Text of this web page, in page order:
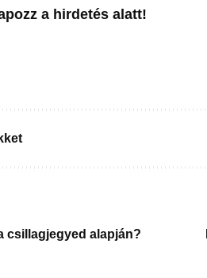
a hirdetés alatt!
csillagjegyed alapján?